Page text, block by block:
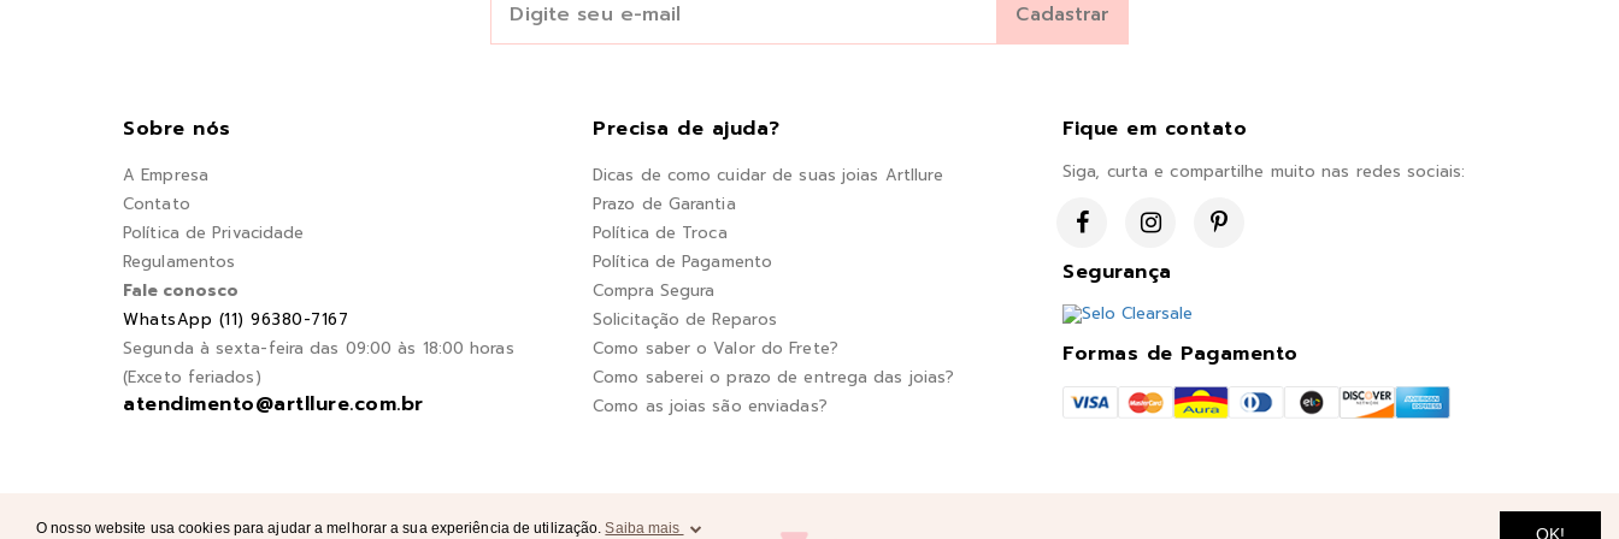
Sobre nós
A Empresa
Contato
Política de Privacidade
Regulamentos
Fale conosco
WhatsApp (11) 96380-7167
Segunda à sexta-feira das 09:00 às 18:00 horas
(Exceto feriados)
atendimento@artllure.com.br
Precisa de ajuda?
Dicas de como cuidar de suas joias Artllure
Prazo de Garantia
Política de Troca
Política de Pagamento
Compra Segura
Solicitação de Reparos
Como saber o Valor do Frete?
Como saberei o prazo de entrega das joias?
Como as joias são enviadas?
Fique em contato
Siga, curta e compartilhe muito nas redes sociais:
Segurança
Formas de Pagamento
O nosso website usa cookies para ajudar a melhorar a sua experiência de utilização.Saiba mais OK!